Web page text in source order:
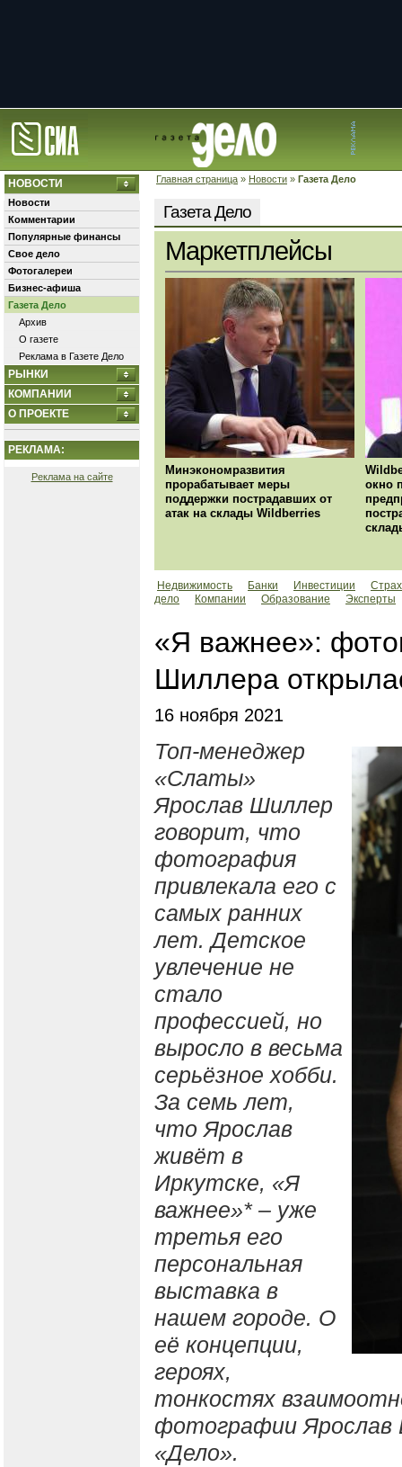
Главная страница » Новости » Газета Дело
НОВОСТИ
Новости
Комментарии
Популярные финансы
Свое дело
Фотогалереи
Бизнес-афиша
Газета Дело
Архив
О газете
Реклама в Газете Дело
РЫНКИ
КОМПАНИИ
О ПРОЕКТЕ
РЕКЛАМА:
Реклама на сайте
Газета Дело
Маркетплейсы
Минэкономразвития
прорабатывает меры
поддержки пострадавших от
атак на склады Wildberries
окно
Недвижимость Банки Инвестиции
дело
Компании Образование Эксперты
«Я важнее»:
Шиллера
16 ноября 2021
Топ-менеджер
«Слаты»
Ярослав Шиллер
говорит, что
фотография
привлекала его с
самых ранних
лет. Детское
увлечение не
стало
профессией, но
выросло в весьма
серьёзное хобби.
За семь лет,
что Ярослав
живёт в
Иркутске, «Я
важнее»* – уже
третья его
персональная
выставка в
нашем городе. О
её концепции,
героях,
тонкостях
фотографии Ярослав
«Дело».